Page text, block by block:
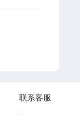
联系客服